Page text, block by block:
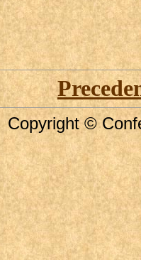
Copyright ©